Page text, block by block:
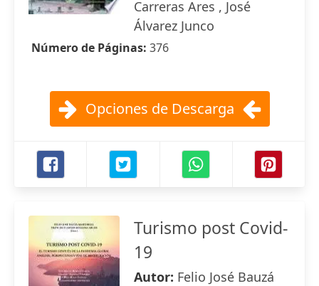
Carreras Ares , José
Álvarez Junco
Número de Páginas: 376
Opciones de Descarga
Turismo post Covid-
19
Autor: Felio José Bauzá